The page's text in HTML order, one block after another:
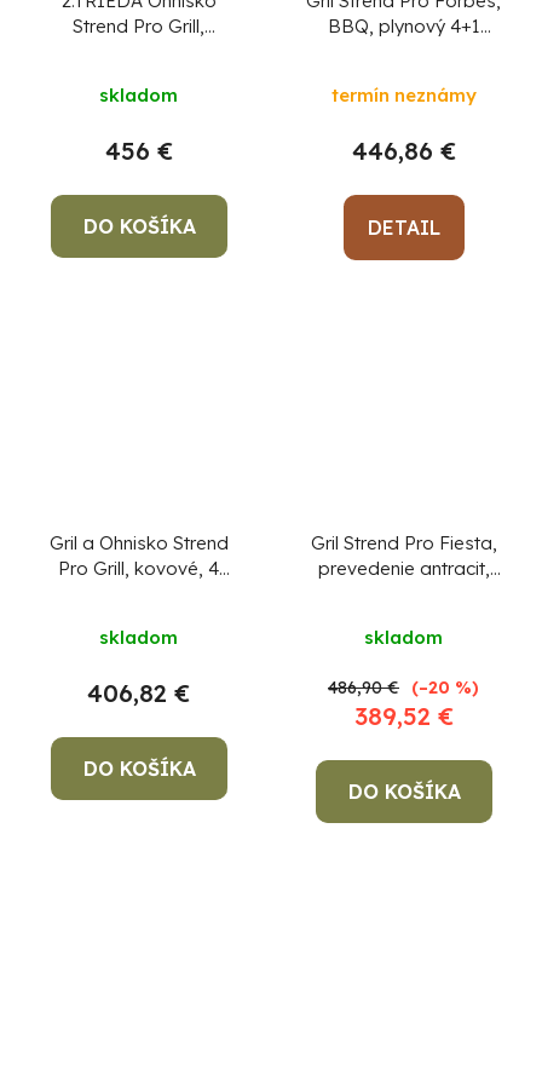
Strend Pro Grill,
skladom
456 €
DO KOŠÍKA
BBQ, plynový 4+1
hodnotenie
je
5,0
z
5
termín neznámy
446,86 €
DETAIL
Gril a Ohnisko Strend
Pro Grill, kovové, 4
skladom
406,82 €
DO KOŠÍKA
Gril Strend Pro Fiesta,
prevedenie antracit,
skladom
389,52 €
486,90 € (–20 %)
DO KOŠÍKA